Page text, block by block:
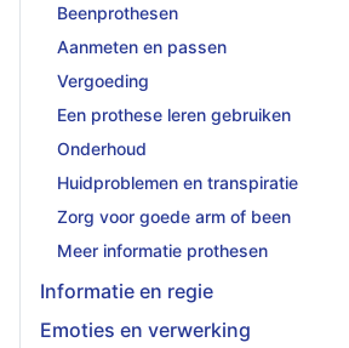
Beenprothesen
Aanmeten en passen
Vergoeding
Een prothese leren gebruiken
Onderhoud
Huidproblemen en transpiratie
Zorg voor goede arm of been
Meer informatie prothesen
Informatie en regie
Emoties en verwerking